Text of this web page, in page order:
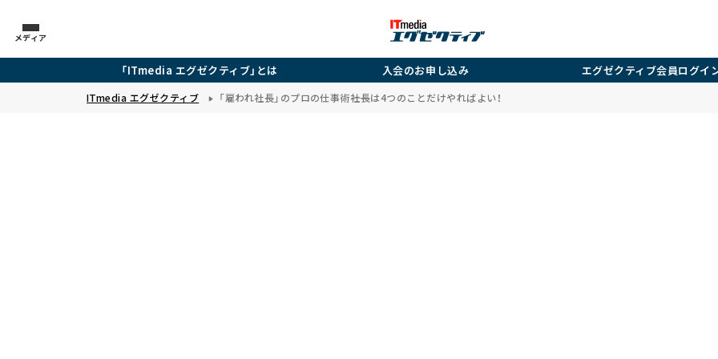
メディア
「ITmedia エグゼクティブ」とは 入会のお申し込み エグゼクティブ会員ログイ
ITmedia エグゼクティブ 「雇われ社長」のプロの仕事術――社長は4つのことだけやればよい！